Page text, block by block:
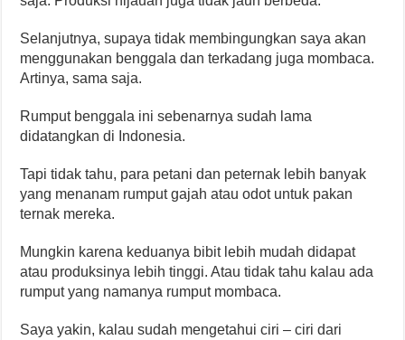
Selanjutnya, supaya tidak membingungkan saya akan
menggunakan benggala dan terkadang juga mombaca.
Artinya, sama saja.
Rumput benggala ini sebenarnya sudah lama
didatangkan di Indonesia.
Tapi tidak tahu, para petani dan peternak lebih banyak
yang menanam rumput gajah atau odot untuk pakan
ternak mereka.
Mungkin karena keduanya bibit lebih mudah didapat
atau produksinya lebih tinggi. Atau tidak tahu kalau ada
rumput yang namanya rumput mombaca.
Saya yakin, kalau sudah mengetahui ciri – ciri dari